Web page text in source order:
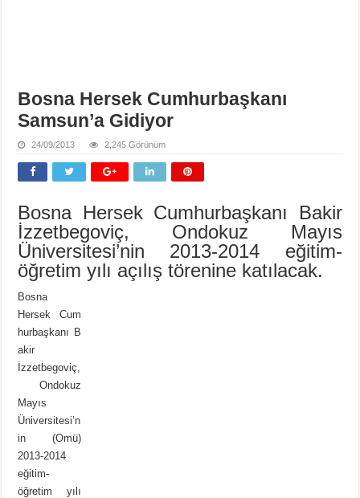
Bosna Hersek Cumhurbaşkanı
Samsun’a Gidiyor
24/09/2013 2,245 Görünüm
Bosna Hersek Cumhurbaşkanı Bakir
İzzetbegoviç, Ondokuz Mayıs
Üniversitesi’nin 2013-2014 eğitim-
öğretim yılı açılış törenine katılacak.
Bosna
Hersek Cum
hurbaşkanı B
akir
İzzetbegoviç,
Ondokuz
Mayıs
Üniversitesi’n
in (Omü)
2013-2014
eğitim-
öğretim yılı